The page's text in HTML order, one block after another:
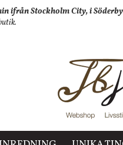
ifrån Stockholm City, i